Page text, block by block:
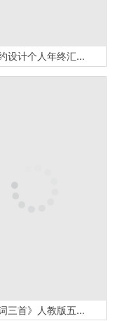
几何简约设计个人年终汇报年终总结PPT模板
《古诗词三首》人教版五年级上册语文PPT课件